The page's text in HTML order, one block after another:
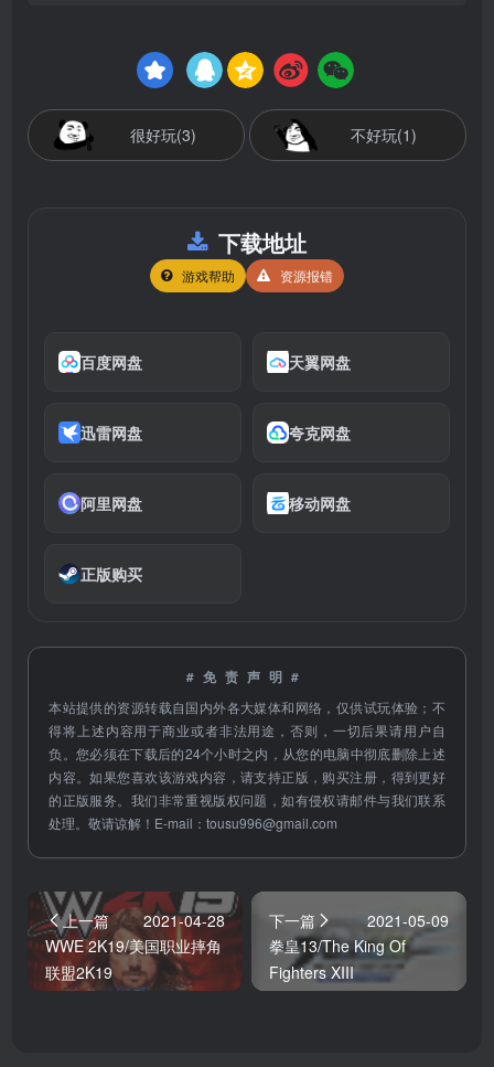
很好玩(3) 不好玩(1)
下载地址
游戏帮助 资源报错
百度网盘 天翼网盘
迅雷网盘 夸克网盘
阿里网盘 移动网盘
正版购买
#免责声明#
本站提供的资源转载自国内外各大媒体和网络，仅供试玩体验；不
得将上述内容用于商业或者非法用途，否则，一切后果请用户自
负。您必须在下载后的24个小时之内，从您的电脑中彻底删除上述
内容。如果您喜欢该游戏内容，请支持正版，购买注册，得到更好
的正版服务。我们非常重视版权问题，如有侵权请邮件与我们联系
处理。敬请谅解！E-mail：tousu996@gmail.com
上一篇
2021-04-28
WWE 2K19/美国职业摔角
联盟2K19
下一篇
2021-05-09
拳皇13/The King Of
Fighters XIII